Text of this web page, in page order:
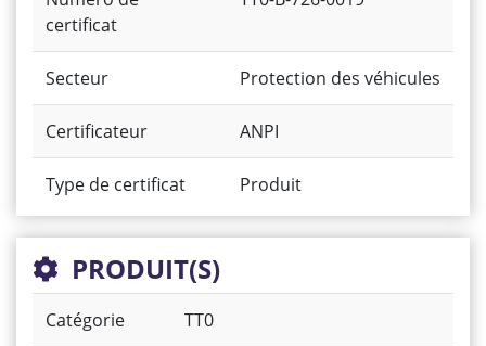
certificat
Secteur Protection des véhicules
Certificateur ANPI
Type de certificat Produit
PRODUIT(S)
Catégorie TT0